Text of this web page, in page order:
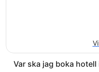
Var ska jag boka hotell